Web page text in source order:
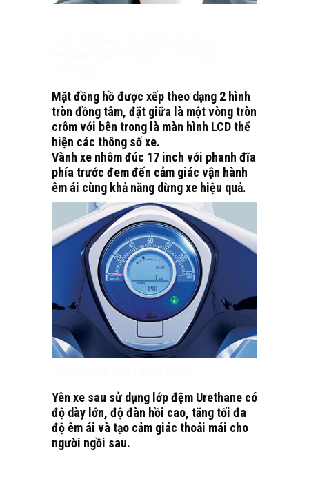
Mặt đồng hồ được xếp theo dạng 2 hình
tròn đồng tâm, đặt giữa là một vòng tròn
crôm với bên trong là màn hình LCD thể
hiện các thông số xe.
Vành xe nhôm đúc 17 inch với phanh đĩa
phía trước đem đến cảm giác vận hành
êm ái cùng khả năng dừng xe hiệu quả.
Yên xe sau sử dụng lớp đệm Urethane có
độ dày lớn, độ đàn hồi cao, tăng tối đa
độ êm ái và tạo cảm giác thoải mái cho
người ngồi sau.